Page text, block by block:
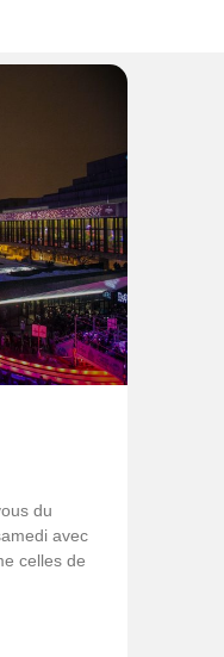
du
avec
celles de